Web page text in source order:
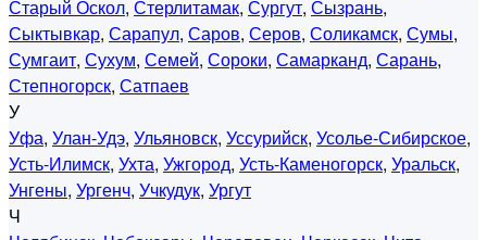
Старый Оскол, Стерлитамак, Сургут, Сызрань,
Сыктывкар, Сарапул, Саров, Серов, Соликамск, Сумы,
Сумгаит, Сухум, Семей, Сороки, Самарканд, Сарань,
Степногорск, Сатпаев
У
Уфа, Улан-Удэ, Ульяновск, Уссурийск, Усолье-Сибирское,
Усть-Илимск, Ухта, Ужгород, Усть-Каменогорск, Уральск,
Унгены, Ургенч, Учкудук, Ургут
Ч